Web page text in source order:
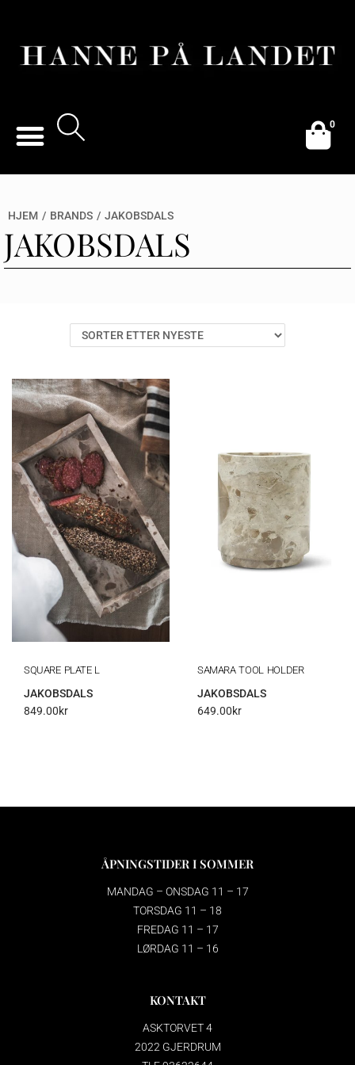
0
HJEM / BRANDS / JAKOBSDALS
JAKOBSDALS
SQUARE PLATE L
JAKOBSDALS
849.00kr
SAMARA TOOL HOLDER
JAKOBSDALS
649.00kr
ÅPNINGSTIDER I SOMMER
MANDAG – ONSDAG 11 – 17
TORSDAG 11 – 18
FREDAG 11 – 17
LØRDAG 11 – 16
KONTAKT
ASKTORVET 4
2022 GJERDRUM